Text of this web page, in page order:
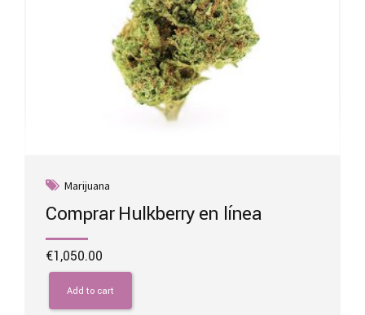
Marijuana
Comprar Hulkberry en línea
€1,050.00
Add to cart